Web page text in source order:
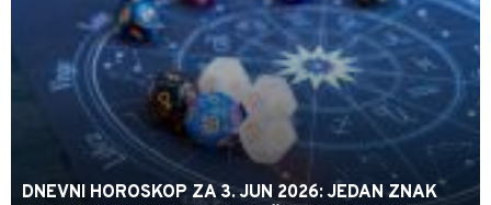
DNEVNI HOROSKOP ZA 3. JUN 2026: JEDAN ZNAK